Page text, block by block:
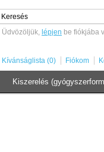
Üdvözöljük, lépjen be fiókjába
Kívánságlista (0) Fiókom
Kiszerelés